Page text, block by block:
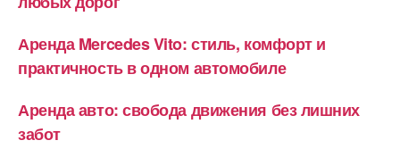
Аренда Mercedes Vito: стиль, комфорт и
практичность в одном автомобиле
Аренда авто: свобода движения без лишних
забот